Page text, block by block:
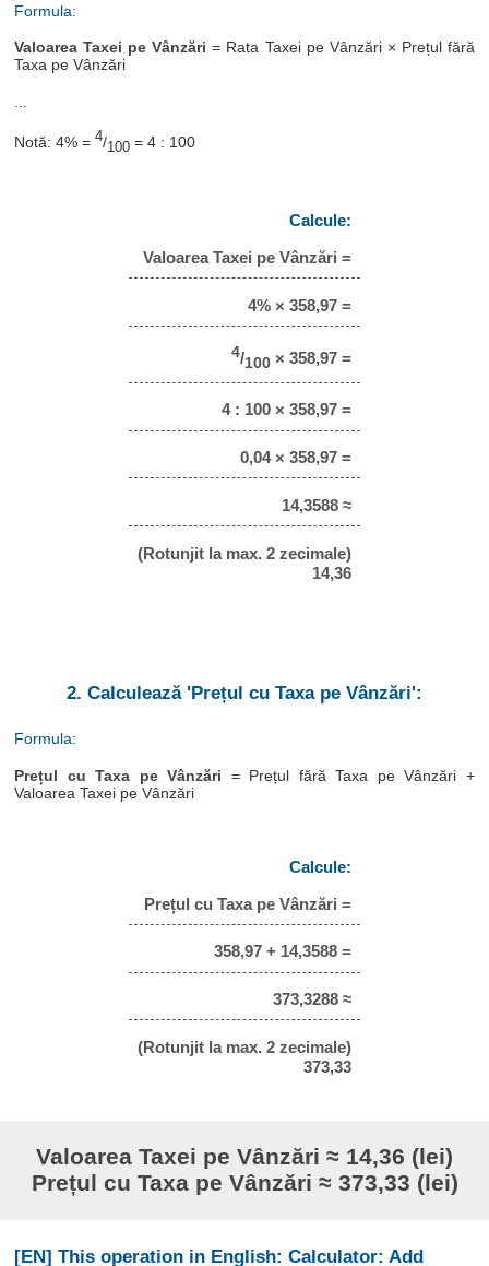
Formula:
Valoarea Taxei pe Vânzări = Rata Taxei pe Vânzări × Prețul fără
Taxa pe Vânzări
Notă: 4% =4/100 = 4 : 100
Calcule:
Valoarea Taxei pe Vânzări =
4% × 358,97 =
4/100 × 358,97 =
4 : 100 × 358,97 =
0,04 × 358,97 =
14,3588 ≈
(Rotunjit la max. 2 zecimale)
14,36
2. Calculează 'Prețul cu Taxa pe Vânzări':
Formula:
Prețul cu Taxa pe Vânzări = Prețul fără Taxa pe Vânzări +
Valoarea Taxei pe Vânzări
Calcule:
Prețul cu Taxa pe Vânzări =
358,97 + 14,3588 =
373,3288 ≈
(Rotunjit la max. 2 zecimale)
373,33
Valoarea Taxei pe Vânzări ≈ 14,36 (lei)
Prețul cu Taxa pe Vânzări ≈ 373,33 (lei)
[EN] This operation in English: Calculator: Add